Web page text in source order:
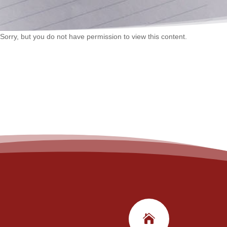
Sorry, but you do not have permission to view this content.
